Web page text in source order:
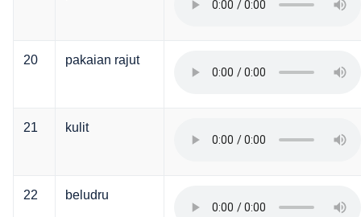
20 pakaian rajut
21 kulit
22 beludru